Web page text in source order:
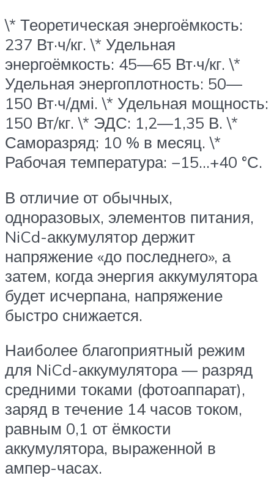
\* Теоретическая энергоёмкость:
237 Вт·ч/кг. \* Удельная
энергоёмкость: 45—65 Вт·ч/кг. \*
Удельная энергоплотность: 50—
150 Вт·ч/дмі. \* Удельная мощность:
150 Вт/кг. \* ЭДС: 1,2—1,35 В. \*
Саморазряд: 10 % в месяц. \*
Рабочая температура: −15…+40 °С.
В отличие от обычных,
одноразовых, элементов питания,
NiCd-аккумулятор держит
напряжение «до последнего», а
затем, когда энергия аккумулятора
будет исчерпана, напряжение
быстро снижается.
Наиболее благоприятный режим
для NiCd-аккумулятора — разряд
средними токами (фотоаппарат),
заряд в течение 14 часов током,
равным 0,1 от ёмкости
аккумулятора, выраженной в
ампер-часах.